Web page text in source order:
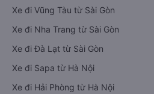
Xe đi Vũng Tàu từ Sài Gòn
Xe đi Nha Trang từ Sài Gòn
Xe đi Đà Lạt từ Sài Gòn
Xe đi Sapa từ Hà Nội
Xe đi Hải Phòng từ Hà Nội